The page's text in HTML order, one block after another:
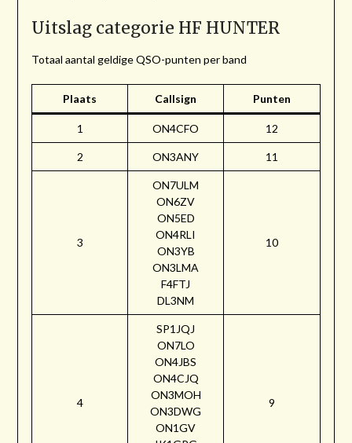
Uitslag categorie HF HUNTER
Totaal aantal geldige QSO-punten per band
Plaats Callsign Punten
1 ON4CFO 12
2 ON3ANY 11
3
ON7ULM
ON6ZV
ON5ED
ON4RLI
ON3YB
ON3LMA
F4FTJ
DL3NM
10
4
SP1JQJ
ON7LO
ON4JBS
ON4CJQ
ON3MOH
ON3DWG
ON1GV
9